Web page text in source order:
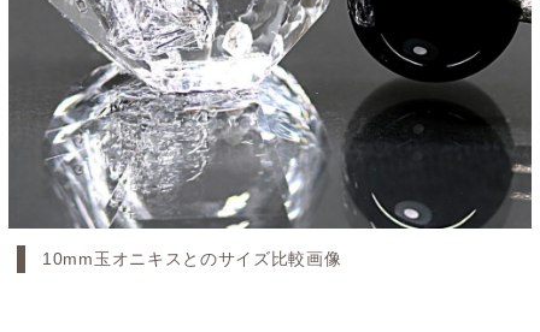
10mm玉オニキスとのサイズ比較画像